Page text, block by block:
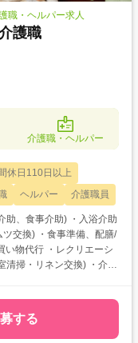
職・ヘルパー求人
護職
介護職・ヘルパー
休日110日以上
ヘルパー 介護職員
助、食事介助) ・入浴介助
交換) ・食事準備、配膳/
い物代行 ・レクリエーシ
清掃・リネン交換) ・介護
する